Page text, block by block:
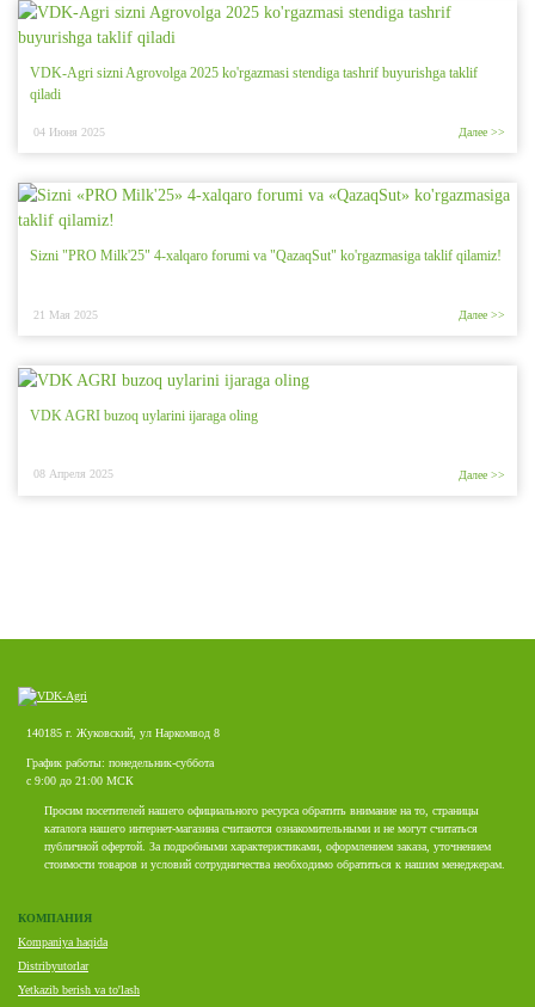
VDK-Agri sizni Agrovolga 2025 ko'rgazmasi stendiga tashrif buyurishga taklif
qiladi
04 Июня 2025 Далее >>
Sizni "PRO Milk'25" 4-xalqaro forumi va "QazaqSut" ko'rgazmasiga taklif qilamiz!
21 Мая 2025 Далее >>
VDK AGRI buzoq uylarini ijaraga oling
08 Апреля 2025 Далее >>
140185 г. Жуковский, ул Наркомвод 8
График работы: понедельник-суббота
с 9:00 до 21:00 МСК
Просим посетителей нашего официального ресурса обратить внимание на то, страницы
каталога нашего интернет-магазина считаются ознакомительными и не могут считаться
публичной офертой. За подробными характеристиками, оформлением заказа, уточнением
стоимости товаров и условий сотрудничества необходимо обратиться к нашим менеджерам.
КОМПАНИЯ
Kompaniya haqida
Distribyutorlar
Yetkazib berish va to'lash